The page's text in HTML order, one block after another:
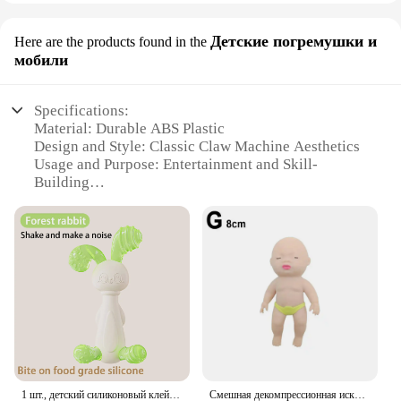
Here are the products found in the Детские погремушки и
мобили
Specifications:
Material: Durable ABS Plastic
Design and Style: Classic Claw Machine Aesthetics
Usage and Purpose: Entertainment and Skill-
Building
Play
Shape or Size or Weight or Quantity: Compact and
Lightweight for Easy Transport
Performance and Property: Smooth Claw Movement
for Exciting Gameplay
**Engaging Entertainment for All Ages**
The JOYIN Claw Machine Toy is not just a toy; it's a
wholesome source of entertainment that can
captivate children and adults alike. With its classicСмешная декомпрессионная искусственная кукла с ладонью, 8/14 см, кукла с медленным восстановлением формы, снимающая стресс игрушки из термопластичной резины